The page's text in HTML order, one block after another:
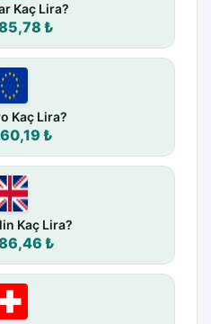
Kaç Lira?
₺
Kaç Lira?
₺
Kaç Lira?
₺